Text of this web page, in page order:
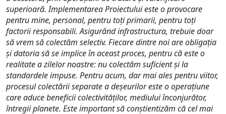
superioară. Implementarea Proiectului este o provocare
pentru mine, personal, pentru toți primarii, pentru toți
factorii responsabili. Asigurând infrastructura, trebuie doar
să vrem să colectăm selectiv. Fiecare dintre noi are obligația
și datoria să se implice în aceast proces, pentru că este o
realitate a zilelor noastre: nu colectăm suficient și la
standardele impuse. Pentru acum, dar mai ales pentru viitor,
procesul colectării separate a deșeurilor este o operațiune
care aduce beneficii colectivităților, mediului înconjurător,
întregii planete. Este important să conștientizăm că cel mai